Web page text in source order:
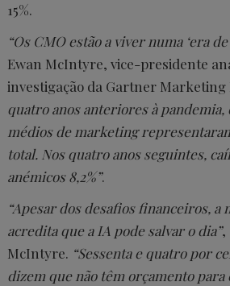
15%.
“Os CMO estão a viver numa ‘era de
Ewan McIntyre, vice-presidente
investigação da Gartner Marketing
quatro anos anteriores à pandemia,
médios de marketing
total. Nos quatro anos seguintes,
anémicos 8,2%”.
“Apesar dos desafios financeiros, a
acredita que a IA pode salvar o dia”,
McIntyre. “Sessenta e quatro por
dizem que não têm orçamento para